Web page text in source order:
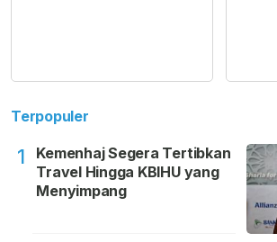
Terpopuler
1
Kemenhaj Segera Tertibkan
Travel Hingga KBIHU yang
Menyimpang